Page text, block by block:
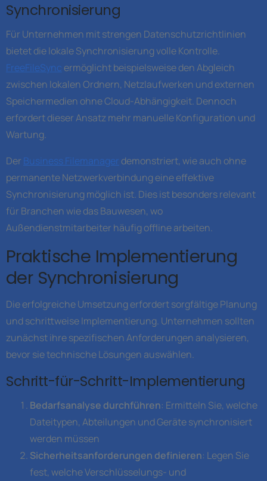
Synchronisierung
Für Unternehmen mit strengen Datenschutzrichtlinien
bietet die lokale Synchronisierung volle Kontrolle.
FreeFileSync ermöglicht beispielsweise den Abgleich
zwischen lokalen Ordnern, Netzlaufwerken und externen
Speichermedien ohne Cloud-Abhängigkeit. Dennoch
erfordert dieser Ansatz mehr manuelle Konfiguration und
Wartung.
Der Business Filemanager demonstriert, wie auch ohne
permanente Netzwerkverbindung eine effektive
Synchronisierung möglich ist. Dies ist besonders relevant
für Branchen wie das Bauwesen, wo
Außendienstmitarbeiter häufig offline arbeiten.
Praktische Implementierung
der Synchronisierung
Die erfolgreiche Umsetzung erfordert sorgfältige Planung
und schrittweise Implementierung. Unternehmen sollten
zunächst ihre spezifischen Anforderungen analysieren,
bevor sie technische Lösungen auswählen.
Schritt-für-Schritt-Implementierung
Bedarfsanalyse durchführen: Ermitteln Sie, welche
Dateitypen, Abteilungen und Geräte synchronisiert
werden müssen
Sicherheitsanforderungen definieren: Legen Sie
fest, welche Verschlüsselungs- und